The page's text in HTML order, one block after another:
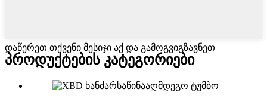
დაწერეთ თქვენი მესიჯი აქ და გამოგვიგზავნეთ
პროდუქტების კატეგორიები